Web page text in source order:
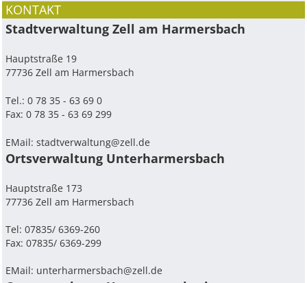
KONTAKT
Stadtverwaltung Zell am Harmersbach
Hauptstraße 19
77736 Zell am Harmersbach
Tel.: 0 78 35 - 63 69 0
Fax: 0 78 35 - 63 69 299
EMail:stadtverwaltung@zell.de
Ortsverwaltung Unterharmersbach
Hauptstraße 173
77736 Zell am Harmersbach
Tel: 07835/ 6369-260
Fax: 07835/ 6369-299
EMail: unterharmersbach@zell.de